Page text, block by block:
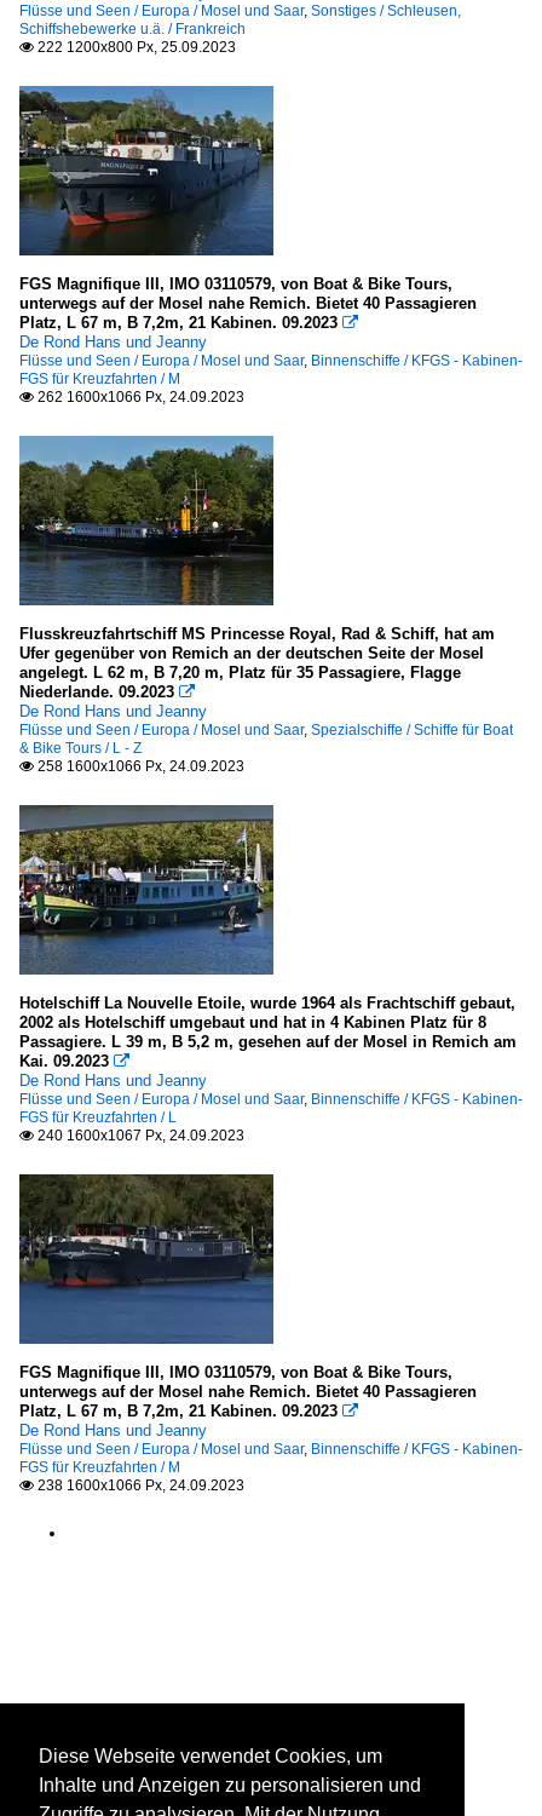
Flüsse und Seen / Europa / Mosel und Saar, Sonstiges / Schleusen,
Schiffshebewerke u.ä. / Frankreich
 222 1200x800 Px, 25.09.2023
FGS Magnifique III, IMO 03110579, von Boat & Bike Tours,
unterwegs auf der Mosel nahe Remich. Bietet 40 Passagieren
Platz, L 67 m, B 7,2m, 21 Kabinen. 09.2023 
De Rond Hans und Jeanny
Flüsse und Seen / Europa / Mosel und Saar, Binnenschiffe / KFGS - Kabinen-
FGS für Kreuzfahrten / M
 262 1600x1066 Px, 24.09.2023
Flusskreuzfahrtschiff MS Princesse Royal, Rad & Schiff, hat am
Ufer gegenüber von Remich an der deutschen Seite der Mosel
angelegt. L 62 m, B 7,20 m, Platz für 35 Passagiere, Flagge
Niederlande. 09.2023 
De Rond Hans und Jeanny
Flüsse und Seen / Europa / Mosel und Saar, Spezialschiffe / Schiffe für Boat
& Bike Tours / L - Z
 258 1600x1066 Px, 24.09.2023
Hotelschiff La Nouvelle Etoile, wurde 1964 als Frachtschiff gebaut,
2002 als Hotelschiff umgebaut und hat in 4 Kabinen Platz für 8
Passagiere. L 39 m, B 5,2 m, gesehen auf der Mosel in Remich am
Kai. 09.2023 
De Rond Hans und Jeanny
Flüsse und Seen / Europa / Mosel und Saar, Binnenschiffe / KFGS - Kabinen-
FGS für Kreuzfahrten / L
 240 1600x1067 Px, 24.09.2023
FGS Magnifique III, IMO 03110579, von Boat & Bike Tours,
unterwegs auf der Mosel nahe Remich. Bietet 40 Passagieren
Platz, L 67 m, B 7,2m, 21 Kabinen. 09.2023 
De Rond Hans und Jeanny
Flüsse und Seen / Europa / Mosel und Saar, Binnenschiffe / KFGS - Kabinen-
FGS für Kreuzfahrten / M
 238 1600x1066 Px, 24.09.2023
Diese Webseite verwendet Cookies, um
Inhalte und Anzeigen zu personalisieren und